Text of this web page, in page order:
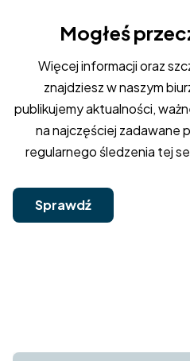
Mogłeś
Więcej informacji oraz
znajdziesz w naszym
publikujemy aktualności,
na najczęściej zadawane
regularnego śledzenia tej
Sprawdź